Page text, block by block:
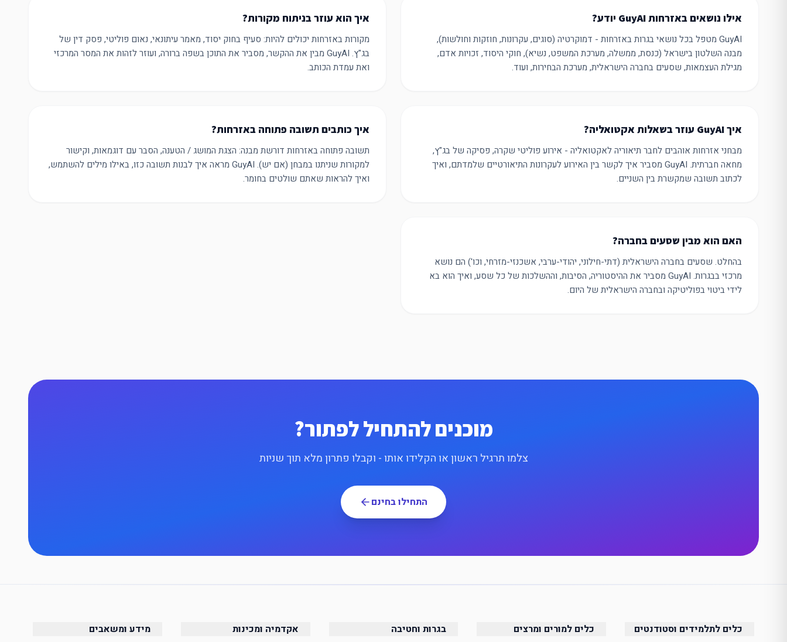
אילו נושאים באזרחות GuyAI יודע?
GuyAI מטפל בכל נושאי בגרות באזרחות - דמוקרטיה (סוגים, עקרונות, חוזקות וחולשות),
מבנה השלטון בישראל (כנסת, ממשלה, מערכת המשפט, נשיא), חוקי היסוד, זכויות אדם,
מגילת העצמאות, שסעים בחברה הישראלית, מערכת הבחירות, ועוד.
איך הוא עוזר בניתוח מקורות?
מקורות באזרחות יכולים להיות: סעיף בחוק יסוד, מאמר עיתונאי, נאום פוליטי, פסק דין של
בג"ץ. GuyAI מבין את ההקשר, מסביר את התוכן בשפה ברורה, ועוזר לזהות את המסר המרכזי
ואת עמדת הכותב.
איך GuyAI עוזר בשאלות אקטואליה?
מבחני אזרחות אוהבים לחבר תיאוריה לאקטואליה - אירוע פוליטי שקרה, פסיקה של בג"ץ,
מחאה חברתית. GuyAI מסביר איך לקשר בין האירוע לעקרונות התיאורטיים שלמדתם, ואיך
לכתוב תשובה שמקשרת בין השניים.
איך כותבים תשובה פתוחה באזרחות?
תשובה פתוחה באזרחות דורשת מבנה: הצגת המושג / הטענה, הסבר עם דוגמאות, וקישור
למקורות שניתנו במבחן (אם יש). GuyAI מראה איך לבנות תשובה כזו, באילו מילים להשתמש,
ואיך להראות שאתם שולטים בחומר.
האם הוא מבין שסעים בחברה?
בהחלט. שסעים בחברה הישראלית (דתי-חילוני, יהודי-ערבי, אשכנזי-מזרחי, וכו') הם נושא
מרכזי בבגרות. GuyAI מסביר את ההיסטוריה, הסיבות, וההשלכות של כל שסע, ואיך הוא בא
לידי ביטוי בפוליטיקה ובחברה הישראלית של היום.
מוכנים להתחיל לפתור?
צלמו תרגיל ראשון או הקלידו אותו - וקבלו פתרון מלא תוך שניות
התחילו בחינם
כלים לתלמידים וסטודנטים כלים למורים ומרצים בגרות וחטיבה אקדמיה ומכינות מידע ומשאבים